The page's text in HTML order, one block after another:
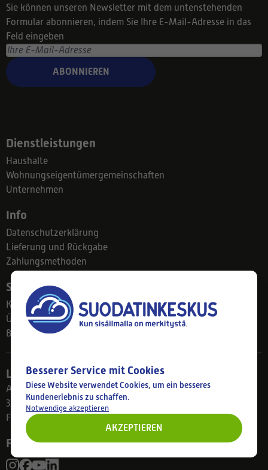
Sie können unseren Newsletter mit dem untenstehenden
Formular abonnieren, indem Sie Ihre E-Mail-Adresse in das
Feld eingeben
ABONNIEREN
Dienstleistungen
Haushalte
Wohnungseigentümergemeinschaften
Unternehmen
Info
Datenschutzerklärung
Lieferung und Rückgabe
Zahlungsmethoden
Suodatinkeskus
Kontakt
Über uns
Blog
Ladengeschäft
Ahlmanintie 61
33800 Tampere
Finnland
Folgen Sie uns
Besserer Service mit Cookies
Diese Website verwendet Cookies, um ein besseres
Kundenerlebnis zu schaffen.
Notwendige akzeptieren
AKZEPTIEREN